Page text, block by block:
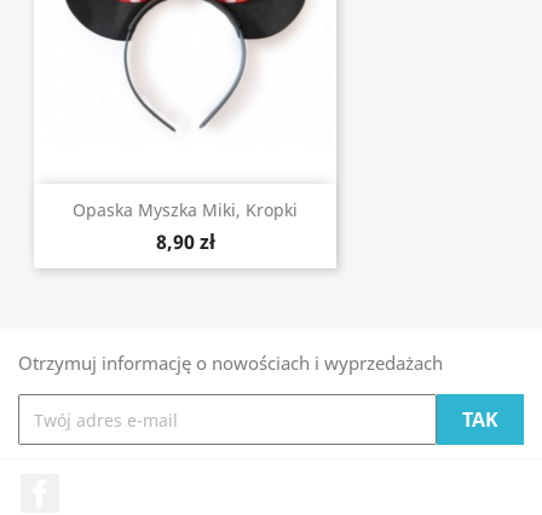
Opaska Myszka Miki, Kropki
8,90 zł
Otrzymuj informację o nowościach i wyprzedażach